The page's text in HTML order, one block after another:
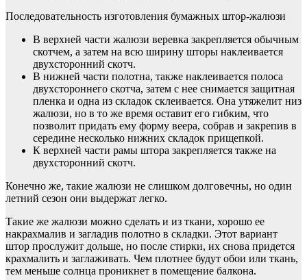
Последовательность изготовления бумажных штор-жалюзи
В верхней части жалюзи веревка закрепляется обычным
скотчем, а затем на всю ширину шторы наклеивается
двухсторонний скотч.
В нижней части полотна, также наклеивается полоса
двухстороннего скотча, затем с нее снимается защитная
пленка и одна из складок склеивается. Она утяжелит низ
жалюзи, но в то же время оставит его гибким, что
позволит придать ему форму веера, собрав и закрепив в
середине несколько нижних складок прищепкой.
К верхней части рамы штора закрепляется также на
двухсторонний скотч.
Конечно же, такие жалюзи не слишком долговечны, но один
летний сезон они выдержат легко.
Такие же жалюзи можно сделать и из ткани, хорошо ее
накрахмалив и загладив полотно в складки. Этот вариант
штор прослужит дольше, но после стирки, их снова придется
крахмалить и заглаживать. Чем плотнее будут обои или ткань,
тем меньше солнца проникнет в помещение балкона.